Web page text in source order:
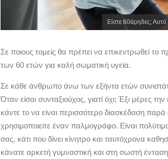
Είστε 60άρηδες;
Σε ποιους τομείς θα πρέπει να επικεντρωθεί
των 60 ετών για καλή σωματική υγεία.
Σε κάθε άνθρωπο άνω των εξήντα ετών
Όταν είσαι συνταξιούχος, γιατί όχι; Έξι μέρες
κάντε το να είναι περισσότερο διασκέδαση παρά
χρησιμοποιείτε έναν παλμογράφο. Είναι
σας, κάτι που δίνει κίνητρο και ταυτόχρονα
κάνατε αρκετή γυμναστική και στη σωστή